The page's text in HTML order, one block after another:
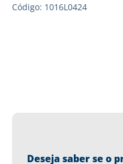
Código: 1016L0424
Deseja saber se o